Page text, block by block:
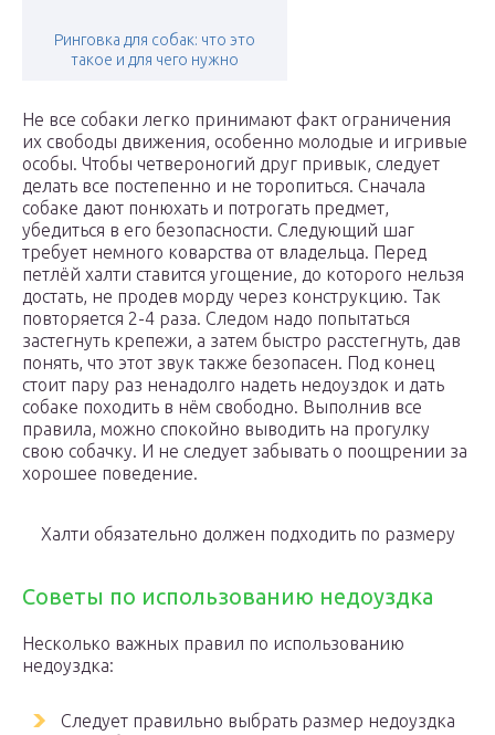
Ринговка для собак: что это
такое и для чего нужно
Не все собаки легко принимают факт ограничения
их свободы движения, особенно молодые и игривые
особы. Чтобы четвероногий друг привык, следует
делать все постепенно и не торопиться. Сначала
собаке дают понюхать и потрогать предмет,
убедиться в его безопасности. Следующий шаг
требует немного коварства от владельца. Перед
петлёй халти ставится угощение, до которого нельзя
достать, не продев морду через конструкцию. Так
повторяется 2-4 раза. Следом надо попытаться
застегнуть крепежи, а затем быстро расстегнуть, дав
понять, что этот звук также безопасен. Под конец
стоит пару раз ненадолго надеть недоуздок и дать
собаке походить в нём свободно. Выполнив все
правила, можно спокойно выводить на прогулку
свою собачку. И не следует забывать о поощрении за
хорошее поведение.
Халти обязательно должен подходить по размеру
Советы по использованию недоуздка
Несколько важных правил по использованию
недоуздка:
Следует правильно выбрать размер недоуздка